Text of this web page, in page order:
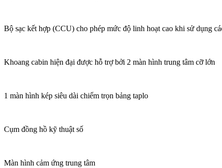
Bộ sạc kết hợp (CCU) cho phép mức độ linh hoạt cao khi sử dụng
Khoang cabin hiện đại được hỗ trợ bởi 2 màn hình trung tâm cỡ lớn
1 màn hình kép siêu dài chiếm trọn bảng taplo
Cụm đồng hồ kỹ thuật số
Màn hình cảm ứng trung tâm